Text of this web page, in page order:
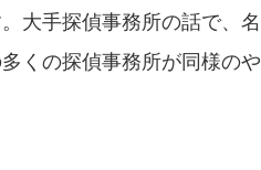
大手探偵事務所の話で、名
くの探偵事務所が同様のや